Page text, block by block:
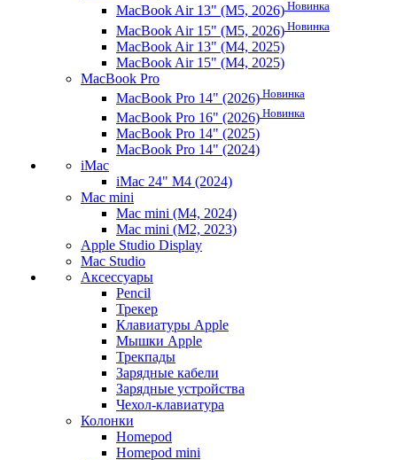
MacBook Air 13" (M5, 2026) Новинка
MacBook Air 15" (M5, 2026) Новинка
MacBook Air 13" (M4, 2025)
MacBook Air 15" (M4, 2025)
MacBook Pro
MacBook Pro 14" (2026) Новинка
MacBook Pro 16" (2026) Новинка
MacBook Pro 14" (2025)
MacBook Pro 14" (2024)
iMac
iMac 24" M4 (2024)
Mac mini
Mac mini (M4, 2024)
Mac mini (M2, 2023)
Apple Studio Display
Mac Studio
Аксессуары
Pencil
Трекер
Клавиатуры Apple
Мышки Apple
Трекпады
Зарядные кабели
Зарядные устройства
Чехол-клавиатура
Колонки
Homepod
Homepod mini